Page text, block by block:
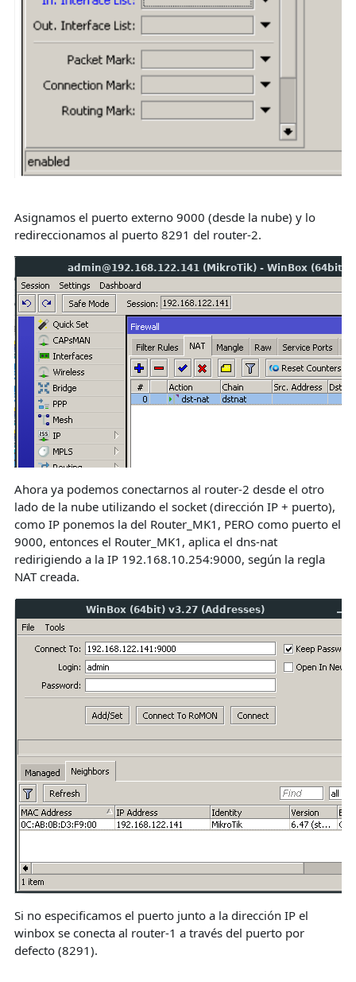
Asignamos el puerto externo 9000 (desde la nube) y lo
redireccionamos al puerto 8291 del router-2.
Ahora ya podemos conectarnos al router-2 desde el otro
lado de la nube utilizando el socket (dirección IP + puerto),
como IP ponemos la del Router_MK1, PERO como puerto el
9000, entonces el Router_MK1, aplica el dns-nat
redirigiendo a la IP 192.168.10.254:9000, según la regla
NAT creada.
Si no especificamos el puerto junto a la dirección IP el
winbox se conecta al router-1 a través del puerto por
defecto (8291).